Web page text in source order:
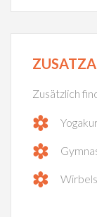
Zusätzlich